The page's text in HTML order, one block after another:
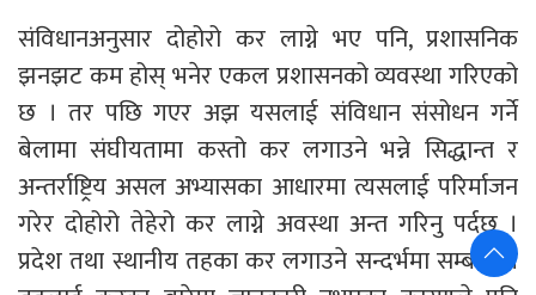
संविधानअनुसार दोहोरो कर लाग्ने भए पनि, प्रशासनिक
झनझट कम होस् भनेर एकल प्रशासनको व्यवस्था गरिएको
छ । तर पछि गएर अझ यसलाई संविधान संसोधन गर्ने
बेलामा संघीयतामा कस्तो कर लगाउने भन्ने सिद्धान्त र
अन्तर्राष्ट्रिय असल अभ्यासका आधारमा त्यसलाई परिर्माजन
गरेर दोहोरो तेहेरो कर लाग्ने अवस्था अन्त गरिनु पर्दछ ।
प्रदेश तथा स्थानीय तहका कर लगाउने सन्दर्भमा सम्बन्धित